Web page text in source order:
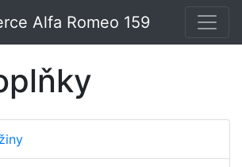
Alfa Romeo 159